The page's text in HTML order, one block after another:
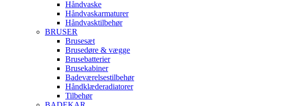
Håndvaske
Håndvaskarmaturer
Håndvasktilbehør
BRUSER
Brusesæt
Brusedøre & vægge
Brusebatterier
Brusekabiner
Badeværelsestilbehør
Håndklæderadiatorer
Tilbehør